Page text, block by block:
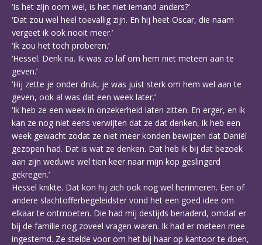
‘Is het zijn oom wel, is het niet iemand anders?’
‘Dat zou wel heel toevallig zijn. En hij heet Oscar, die naam
vergeet ik ook nooit meer.’
‘Ik zou het toch proberen.’
‘Hessel. Denk na. Ik was zo laf om hem niet meteen aan te
geven.’
‘Hij zette je onder druk, je was juist sterk om hem wel aan te
geven, ook al was dat een week later.’
‘Ik heb ze een week in onzekerheid laten zitten. En erger, en ik
kan ze nog niet eens verwijten dat ze dat denken, ik heb een
week gewacht zodat ze niet meer konden bewijzen dat Daniël
gezopen had. Dat is wat ze denken. Dat heb ik bij dat bezoek
aan zijn weduwe wel tien keer naar mijn kop geslingerd
gekregen.’
Hessel knikte. Dat kon hij zich ook nog wel herinneren. Een of
andere slachtofferbegeleidster vond het een goed idee om
elkaar te ontmoeten. Die had mij destijds benaderd, omdat er
bij de familie nog zoveel vragen waren. Ik had er meteen mee
ingestemd. Ze stelde voor om het bij haar op kantoor te doen,